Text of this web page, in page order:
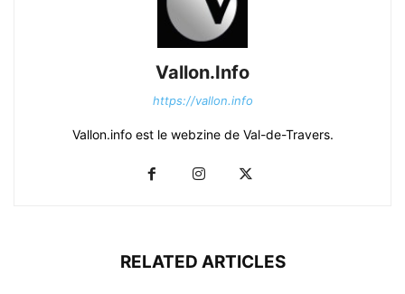
Vallon.Info
https://vallon.info
Vallon.info est le webzine de Val-de-Travers.
RELATED ARTICLES